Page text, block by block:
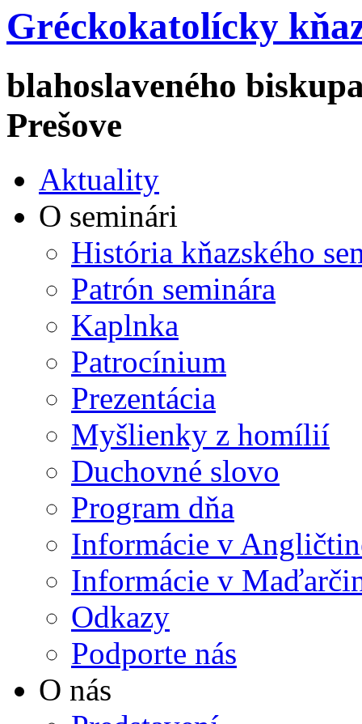
Gréckokatolícky
blahoslaveného
Prešove
Aktuality
O seminári
História kňazského
Patrón seminára
Kaplnka
Patrocínium
Prezentácia
Myšlienky z homílií
Duchovné slovo
Program dňa
Informácie v
Informácie v
Odkazy
Podporte nás
O nás